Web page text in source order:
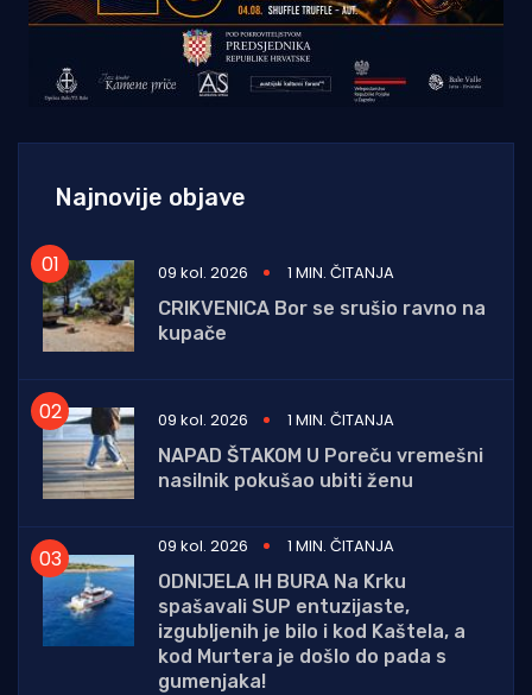
Najnovije objave
09 kol. 2026
1 MIN. ČITANJA
CRIKVENICA Bor se srušio ravno na
kupače
09 kol. 2026
1 MIN. ČITANJA
NAPAD ŠTAKOM U Poreču vremešni
nasilnik pokušao ubiti ženu
09 kol. 2026
1 MIN. ČITANJA
ODNIJELA IH BURA Na Krku
spašavali SUP entuzijaste,
izgubljenih je bilo i kod Kaštela, a
kod Murtera je došlo do pada s
gumenjaka!